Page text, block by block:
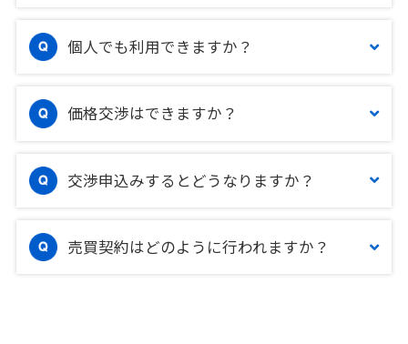
個人でも利用できますか？
価格交渉はできますか？
交渉申込みするとどうなりますか？
売買契約はどのように行われますか？